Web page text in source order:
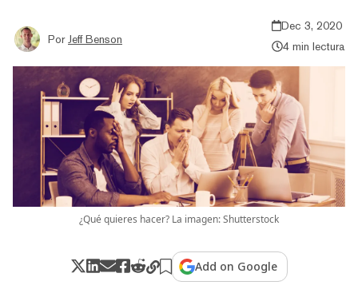
Por Jeff Benson
Dec 3, 2020
4 min lectura
¿Qué quieres hacer? La imagen: Shutterstock
Add on Google